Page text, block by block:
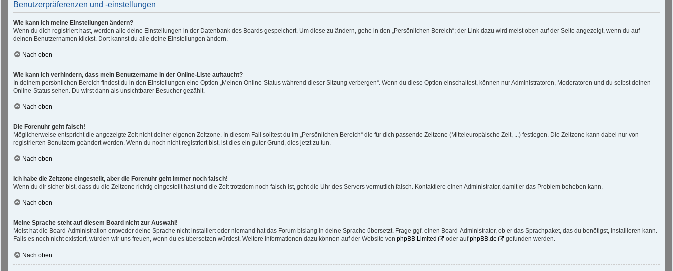
Benutzerpräferenzen und -einstellungen
Wie kann ich meine Einstellungen ändern?
Wenn du dich registriert hast, werden alle deine Einstellungen in der Datenbank des Boards gespeichert. Um diese zu ändern, gehe in den „Persönlichen Bereich“; der Link dazu wird meist oben auf der Seite angezeigt, wenn du auf
deinen Benutzernamen klickst. Dort kannst du alle deine Einstellungen ändern.
Nach oben
Wie kann ich verhindern, dass mein Benutzername in der Online-Liste auftaucht?
In deinem persönlichen Bereich findest du in den Einstellungen eine Option „Meinen Online-Status während dieser Sitzung verbergen“. Wenn du diese Option einschaltest, können nur Administratoren, Moderatoren und du selbst deinen
Online-Status sehen. Du wirst dann als unsichtbarer Besucher gezählt.
Nach oben
Die Forenuhr geht falsch!
Möglicherweise entspricht die angezeigte Zeit nicht deiner eigenen Zeitzone. In diesem Fall solltest du im „Persönlichen Bereich“ die für dich passende Zeitzone (Mitteleuropäische Zeit, ...) festlegen. Die Zeitzone kann dabei nur von
registrierten Benutzern geändert werden. Wenn du noch nicht registriert bist, ist dies ein guter Grund, dies jetzt zu tun.
Nach oben
Ich habe die Zeitzone eingestellt, aber die Forenuhr geht immer noch falsch!
Wenn du dir sicher bist, dass du die Zeitzone richtig eingestellt hast und die Zeit trotzdem noch falsch ist, geht die Uhr des Servers vermutlich falsch. Kontaktiere einen Administrator, damit er das Problem beheben kann.
Nach oben
Meine Sprache steht auf diesem Board nicht zur Auswahl!
Meist hat die Board-Administration entweder deine Sprache nicht installiert oder niemand hat das Forum bislang in deine Sprache übersetzt. Frage ggf. einen Board-Administrator, ob er das Sprachpaket, das du benötigst, installieren kann.
Falls es noch nicht existiert, würden wir uns freuen, wenn du es übersetzen würdest. Weitere Informationen dazu können auf der Website von phpBB Limited oder aufphpBB.de gefunden werden.
Nach oben